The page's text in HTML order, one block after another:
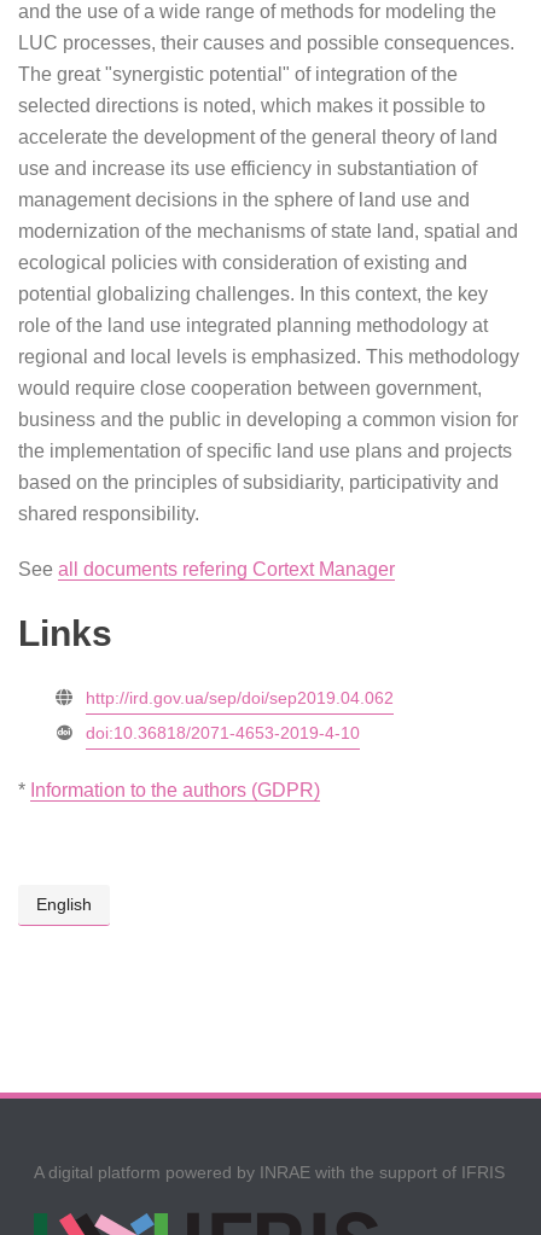
and the use of a wide range of methods for modeling the
LUC processes, their causes and possible consequences.
The great "synergistic potential" of integration of the
selected directions is noted, which makes it possible to
accelerate the development of the general theory of land
use and increase its use efficiency in substantiation of
management decisions in the sphere of land use and
modernization of the mechanisms of state land, spatial and
ecological policies with consideration of existing and
potential globalizing challenges. In this context, the key
role of the land use integrated planning methodology at
regional and local levels is emphasized. This methodology
would require close cooperation between government,
business and the public in developing a common vision for
the implementation of specific land use plans and projects
based on the principles of subsidiarity, participativity and
shared responsibility.
See all documents refering Cortext Manager
Links
http://ird.gov.ua/sep/doi/sep2019.04.062
doi:10.36818/2071-4653-2019-4-10
* Information to the authors (GDPR)
English
A digital platform powered by INRAE with the support of IFRIS